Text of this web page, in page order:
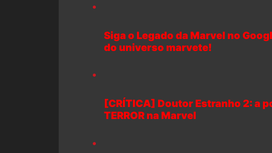
Siga o Legado da Marvel no
do universo marvete!
[CRÍTICA] Doutor Estranho 2: a
TERROR na Marvel